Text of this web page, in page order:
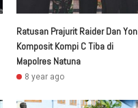
Ratusan Prajurit Raider Dan Yon
Komposit Kompi C Tiba di
Mapolres Natuna
8 year ago